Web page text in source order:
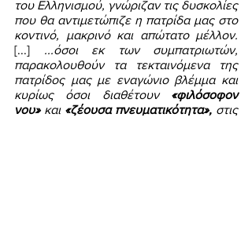
του Ελληνισμού, γνώριζαν τις δυσκολίες
που θα αντιμετώπιζε η πατρίδα μας στο
[...] ...όσοι εκ των συμπατριωτών,
παρακολουθούν τα τεκταινόμενα της
πατρίδος μας με εναγώνιο βλέμμα και
κυρίως όσοι διαθέτουν «φιλόσοφον
νου» και «ζέουσα πνευματικότητα», στις